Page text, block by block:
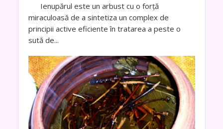
Ienupărul este un arbust cu o forţă
miraculoasă de a sintetiza un complex de
principii active eficiente în tratarea a peste o
sută de...